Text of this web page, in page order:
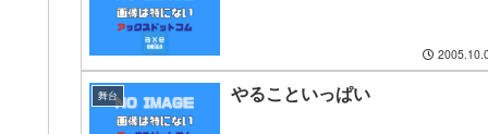
舞台 やることいっぱい